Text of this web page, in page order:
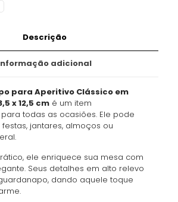
Descrição
adicional
para Aperitivo Clássico em
x 12,5 cm é um item
todas as ocasiões. Ele pode
jantares, almoços ou
ele enriquece sua mesa com
Seus detalhes em alto relevo
dando aquele toque